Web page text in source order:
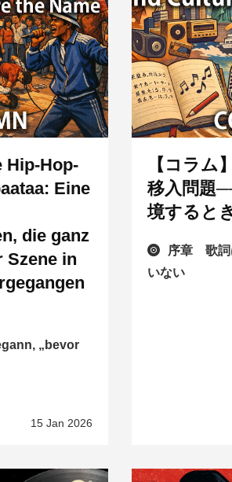
Hip-Hop-
Eine
die ganz
Szene in
„bevor
15 Jan 2026
【コラム
移入問題
境すると
序章 歌詞
いない